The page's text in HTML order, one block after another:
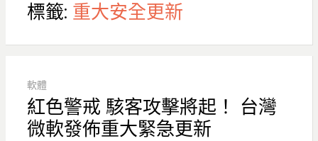
標籤: 重大安全更新
軟體
紅色警戒 駭客攻擊將起！ 台灣
微軟發佈重大緊急更新